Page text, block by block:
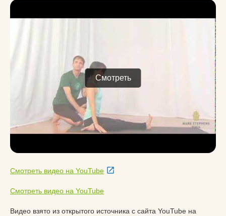
Смотреть
Смотреть видео на YouTube
Смотреть видео на YouTube
Видео взято из открытого источника с сайта YouTube на